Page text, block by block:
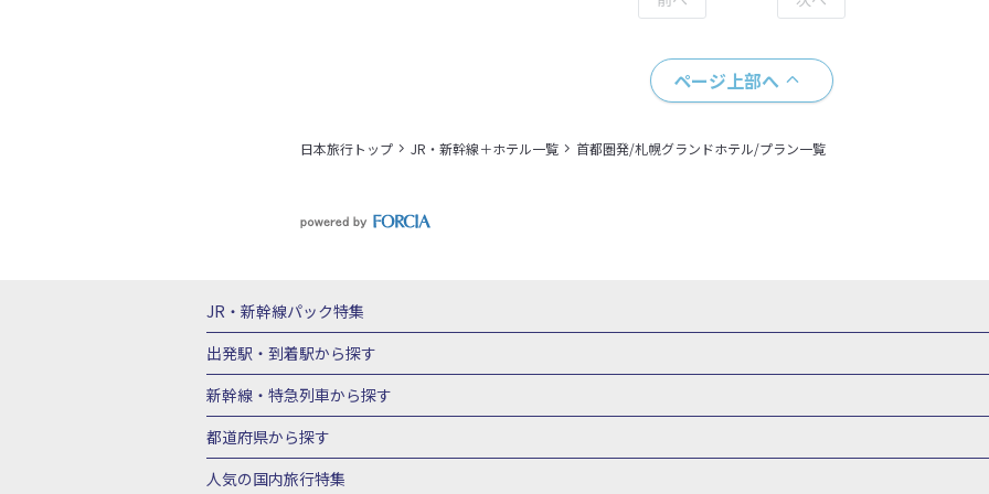
ページ上部へ
日本旅行トップ JR・新幹線＋ホテル一覧 首都圏発/札幌グランドホテル/プラン一覧
JR・新幹線パック特集
JR・新幹線＋ホテルパック
出発駅・到着駅から探す
秋田⇔東京 新幹線パック
富山⇔東京 新幹線パック
東京→青森 新幹線パック 東京→仙台 新幹線パック 東京 新幹線パック
東京→
東京→新潟 新幹線パック
東京⇔軽井沢 新幹線パック 東京→長野 新幹線パック
東京→名古屋 新幹線パッ
東京→京都 新幹線パック
新幹線・特急列車から探す
北海道新幹線 旅行
上越新幹線 旅行
山陽新幹線 旅行 九州新幹線 旅行 西九州新幹線 旅行 特急サンダーバード 旅行
都道府県から探す
北海道旅行・ツアー
人気の国内旅行特集